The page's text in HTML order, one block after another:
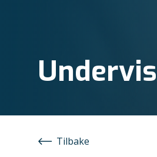
Tilbake